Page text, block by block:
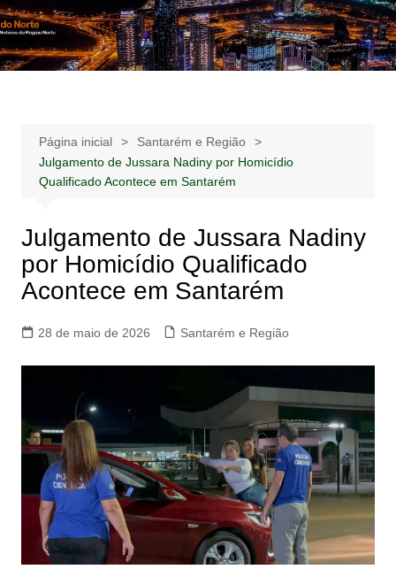
Ir
para
o
Notícias –
Publicidades –
Notícias – Publicidades – Anúncios
Página inicial
Santarém e Região
Julgamento de Jussara Nadiny por Homicídio
Qualificado Acontece em Santarém
Julgamento de Jussara Nadiny
por Homicídio Qualificado
Acontece em Santarém
28 de maio de 2026 Santarém e Região